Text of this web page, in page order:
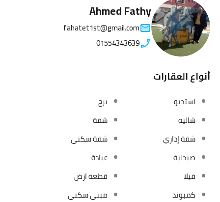
Ahmed Fathy
fahatet1st@gmail.com
01554343639
أنواع العقارات
استديو
برج
شاليه
شقة
شقة إداري
شقة سكني
صيدلية
عيادة
فيلا
قطعة ارض
كمبوند
مبني سكني